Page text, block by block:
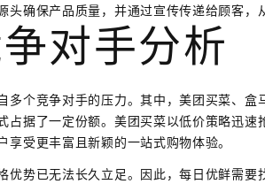
确保产品质量，并通过宣传传递给顾客，
对手分析
多个竞争对手的压力。其中，美团买菜、盒
占据了一定份额。美团买菜以低价策略迅
享受更丰富且新颖的一站式购物体验。
优势已无法长久立足。因此，每日优鲜需